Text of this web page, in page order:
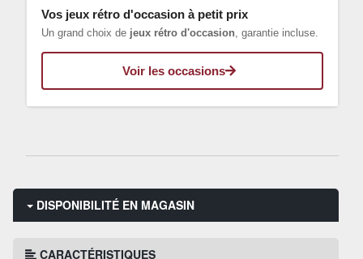
Vos jeux rétro d'occasion à petit prix
Un grand choix de jeux rétro d'occasion, garantie incluse.
Voir les occasions
DISPONIBILITÉ EN MAGASIN
CARACTÉRISTIQUES